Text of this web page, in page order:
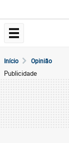
Início Opinião
Publicidade